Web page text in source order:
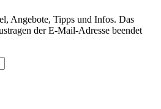
Angebote, Tipps und Infos. Das
der E-Mail-Adresse beendet